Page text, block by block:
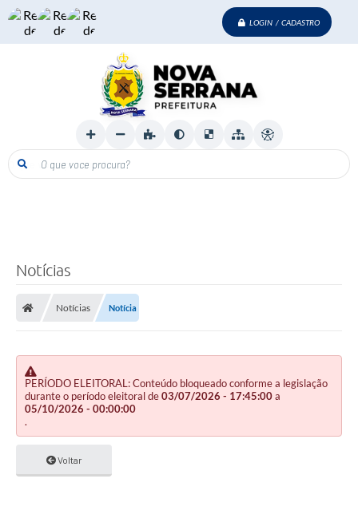
LOGIN / CADASTRO
O que voce procura?
Notícias
Notícias Notícia
PERÍODO ELEITORAL: Conteúdo bloqueado conforme a legislação
durante o período eleitoral de03/07/2026 - 17:45:00a
05/10/2026 - 00:00:00
.
Voltar